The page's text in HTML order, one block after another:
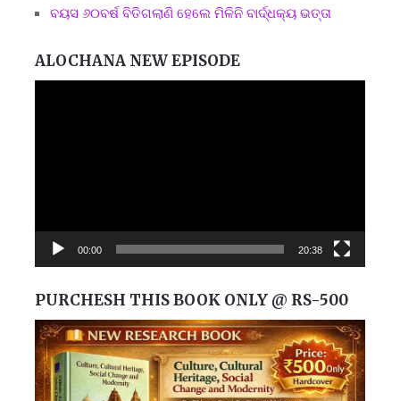
ବୟସ ୬୦ବର୍ଷ ବିତିଗଲାଣି ହେଲେ ମିଳିନି ବାର୍ଦ୍ଧକ୍ୟ ଭତ୍ତା
ALOCHANA NEW EPISODE
00:00 20:38
PURCHESH THIS BOOK ONLY @ RS-500